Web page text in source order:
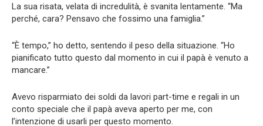
La sua risata, velata di incredulità, è svanita lentamente. “Ma
perché, cara? Pensavo che fossimo una famiglia.”
“È tempo,” ho detto, sentendo il peso della situazione. “Ho
pianificato tutto questo dal momento in cui il papà è venuto a
mancare.”
Avevo risparmiato dei soldi da lavori part-time e regali in un
conto speciale che il papà aveva aperto per me, con
l’intenzione di usarli per questo momento.